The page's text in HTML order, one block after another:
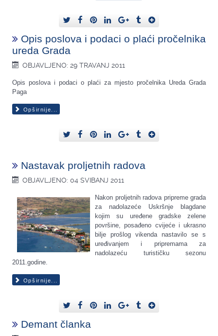
Opis poslova i podaci o plaći pročelnika
ureda Grada
OBJAVLJENO: 29 TRAVANJ 2011
Opis poslova i podaci o plaći za mjesto pročelnika Ureda Grada
Paga
Opširnije...
Nastavak proljetnih radova
OBJAVLJENO: 04 SVIBANJ 2011
Nakon proljetnih radova pripreme grada
za nadolazeće Uskršnje blagdane
kojim su uređene gradske zelene
površine, posađeno cvijeće i ukrasno
bilje prošlog vikenda nastavilo se s
uređivanjem i pripremama za
nadolazeću turističku sezonu
2011.godine.
Opširnije...
Demant članka